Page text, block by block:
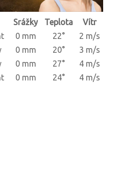
Srážky Teplota
Vítr
0 mm 22°
2 m/s
0 mm 20°
3 m/s
0 mm 27°
4 m/s
0 mm 24° 4 m/s